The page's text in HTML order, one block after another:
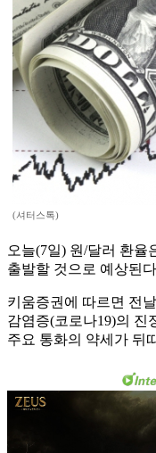
(셔터스톡)
오늘(7일) 원/달러 환율
출발할 것으로 예상된
키움증권에 따르면 전
감염증(코로나19)의 진
주요 통화의 약세가 뒤